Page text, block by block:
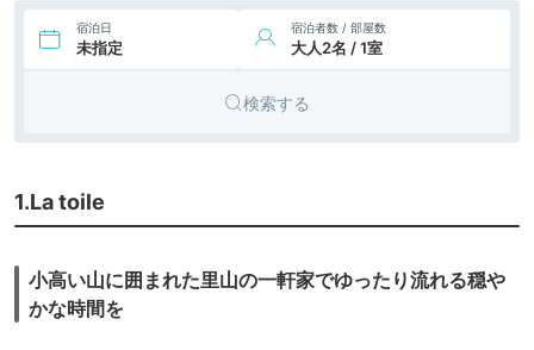
宿泊日
未指定
宿泊者数 / 部屋数
大人2名 / 1室
検索する
1.La toile
小高い山に囲まれた里山の一軒家でゆったり流れる穏や
かな時間を